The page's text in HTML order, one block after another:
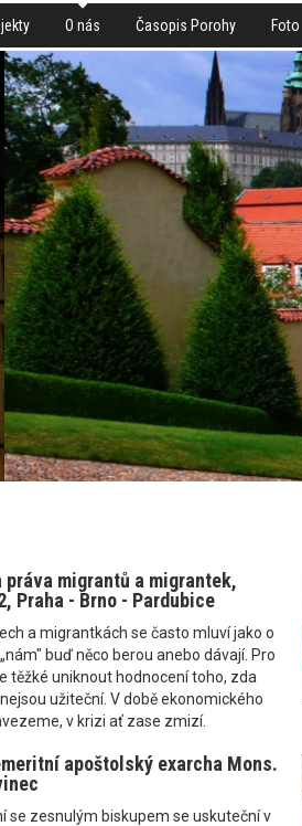
O nás Časopis Porohy Foto
práva migrantů a migrantek,
Praha - Brno - Pardubice
a migrantkách se často mluví jako o
buď něco berou anebo dávají. Pro
těžké uniknout hodnocení toho, zda
užiteční. V době ekonomického
v krizi ať zase zmizí.
apoštolský exarcha Mons.
se zesnulým biskupem se uskuteční v